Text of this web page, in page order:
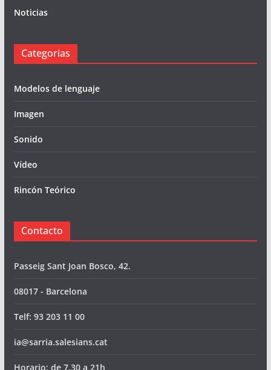
Noticias
Categorias
Modelos de lenguaje
Imagen
Sonido
Vídeo
Rincón Teórico
Contacto
Passeig Sant Joan Bosco, 42.
08017 - Barcelona
Telf: 93 203 11 00
ia@sarria.salesians.cat
Horario: de 7,30 a 21h